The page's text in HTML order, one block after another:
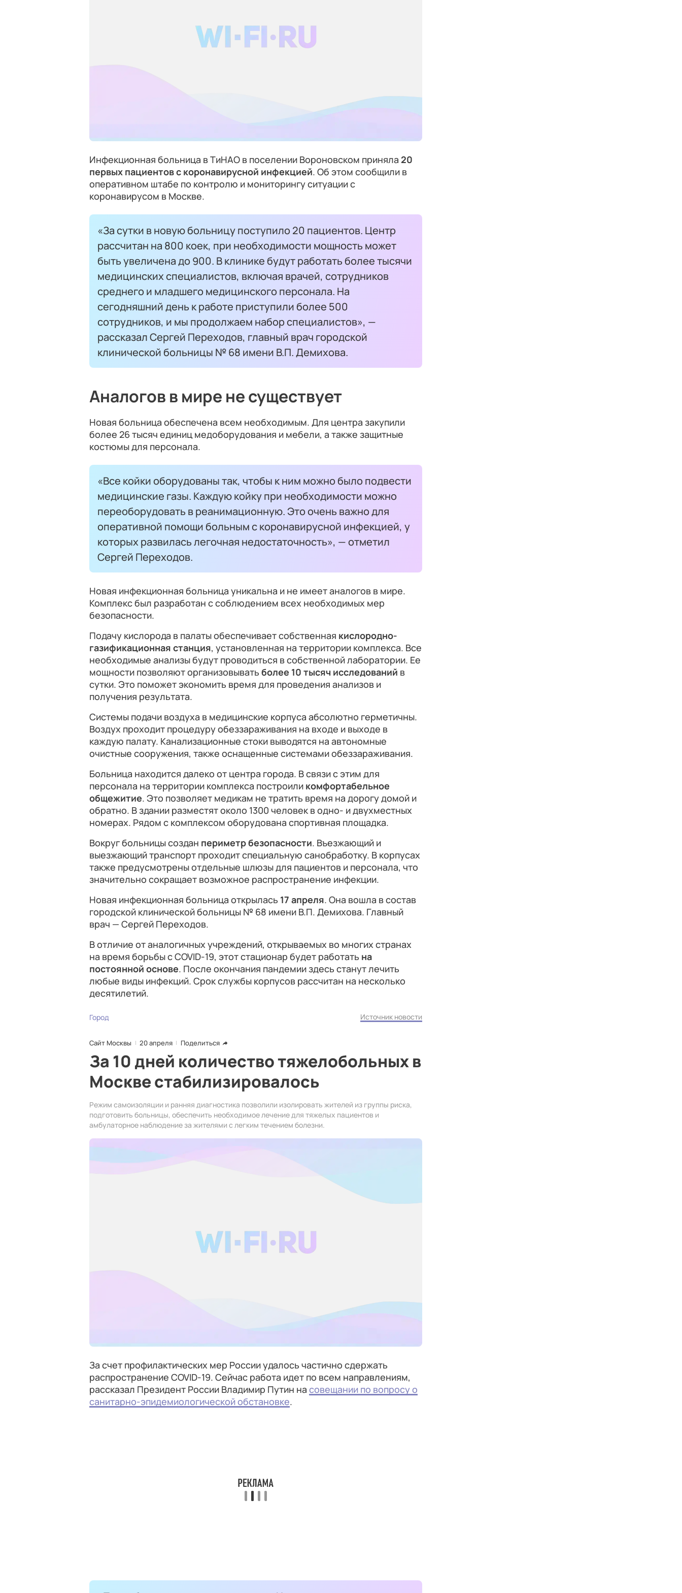
Инфекционная больница в ТиНАО в поселении Вороновском приняла 20
первых пациентов с коронавирусной инфекцией. Об этом сообщили в
оперативном штабе по контролю и мониторингу ситуации с
коронавирусом в Москве.
«За сутки в новую больницу поступило 20 пациентов. Центр
рассчитан на 800 коек, при необходимости мощность может
быть увеличена до 900. В клинике будут работать более тысячи
медицинских специалистов, включая врачей, сотрудников
среднего и младшего медицинского персонала. На
сегодняшний день к работе приступили более 500
сотрудников, и мы продолжаем набор специалистов», —
рассказал Сергей Переходов, главный врач городской
клинической больницы № 68 имени В.П. Демихова.
Аналогов в мире не существует
Новая больница обеспечена всем необходимым. Для центра закупили
более 26 тысяч единиц медоборудования и мебели, а также защитные
костюмы для персонала.
«Все койки оборудованы так, чтобы к ним можно было подвести
медицинские газы. Каждую койку при необходимости можно
переоборудовать в реанимационную. Это очень важно для
оперативной помощи больным с коронавирусной инфекцией, у
которых развилась легочная недостаточность», — отметил
Сергей Переходов.
Новая инфекционная больница уникальна и не имеет аналогов в мире.
Комплекс был разработан с соблюдением всех необходимых мер
безопасности.
Подачу кислорода в палаты обеспечивает собственная кислородно-
газификационная станция, установленная на территории комплекса. Все
необходимые анализы будут проводиться в собственной лаборатории. Ее
мощности позволяют организовывать более 10 тысяч исследований в
сутки. Это поможет экономить время для проведения анализов и
получения результата.
Системы подачи воздуха в медицинские корпуса абсолютно герметичны.
Воздух проходит процедуру обеззараживания на входе и выходе в
каждую палату. Канализационные стоки выводятся на автономные
очистные сооружения, также оснащенные системами обеззараживания.
Больница находится далеко от центра города. В связи с этим для
персонала на территории комплекса построили комфортабельное
общежитие. Это позволяет медикам не тратить время на дорогу домой и
обратно. В здании разместят около 1300 человек в одно- и двухместных
номерах. Рядом с комплексом оборудована спортивная площадка.
Вокруг больницы создан периметр безопасности. Въезжающий и
выезжающий транспорт проходит специальную санобработку. В корпусах
также предусмотрены отдельные шлюзы для пациентов и персонала, что
значительно сокращает возможное распространение инфекции.
Новая инфекционная больница открылась 17 апреля. Она вошла в состав
городской клинической больницы № 68 имени В.П. Демихова. Главный
врач — Сергей Переходов.
В отличие от аналогичных учреждений, открываемых во многих странах
на время борьбы с COVID-19, этот стационар будет работать на
постоянной основе. После окончания пандемии здесь станут лечить
любые виды инфекций. Срок службы корпусов рассчитан на несколько
десятилетий.
Город Источник новости
Сайт Москвы 20 апреля Поделиться
За 10 дней количество тяжелобольных в
Москве стабилизировалось
Режим самоизоляции и ранняя диагностика позволили изолировать жителей из группы риска,
подготовить больницы, обеспечить необходимое лечение для тяжелых пациентов и
амбулаторное наблюдение за жителями с легким течением болезни.
За счет профилактических мер России удалось частично сдержать
распространение COVID-19. Сейчас работа идет по всем направлениям,
рассказал Президент России Владимир Путин на совещании по вопросу о
санитарно-эпидемиологической обстановке.